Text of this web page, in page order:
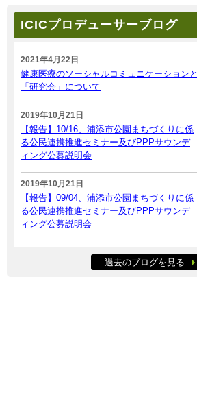
ICICプロデューサーブログ
2021年4月22日
健康医療のソーシャルコミュニケーションと
「研究会」について
2019年10月21日
【報告】10/16、浦添市公園まちづくりに係
る公民連携推進セミナー及びPPPサウンデ
ィング公募説明会
2019年10月21日
【報告】09/04、浦添市公園まちづくりに係
る公民連携推進セミナー及びPPPサウンデ
ィング公募説明会
過去のブログを見る